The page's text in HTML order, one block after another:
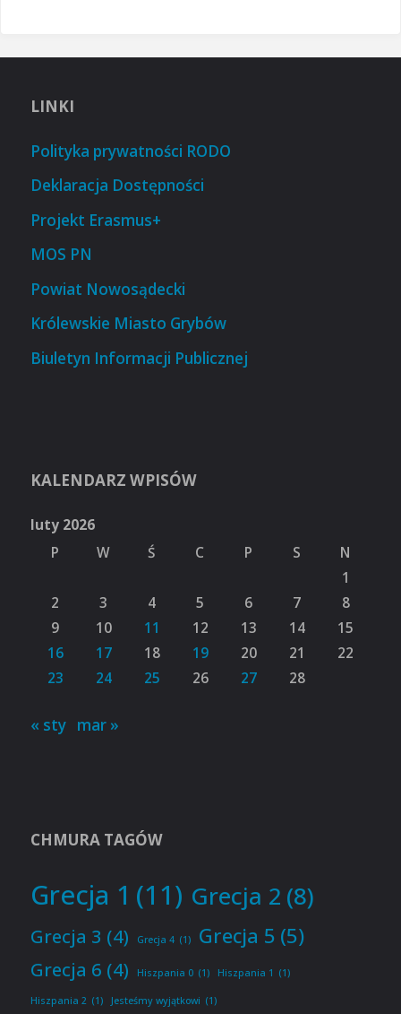
LINKI
Polityka prywatności RODO
Deklaracja Dostępności
Projekt Erasmus+
MOS PN
Powiat Nowosądecki
Królewskie Miasto Grybów
Biuletyn Informacji Publicznej
KALENDARZ WPISÓW
luty 2026
P
W Ś C P S
N
1
2
3 4 5 6 7
8
9
10 11 12 13 14
15
16
17 18 19 20 21
22
23
24 25 26 27 28
« sty mar »
CHMURA TAGÓW
Grecja 1 (11) Grecja 2 (8)
Grecja 3 (4) Grecja 4 (1) Grecja 5 (5)
Grecja 6 (4) Hiszpania 0 (1) Hiszpania 1 (1)
Hiszpania 2 (1) Jesteśmy wyjątkowi (1)